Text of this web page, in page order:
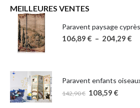
MEILLEURES VENTES
Paravent paysage cyprès
106,89 € – 204,29 €
Paravent enfants
142,90€ 108,59 €